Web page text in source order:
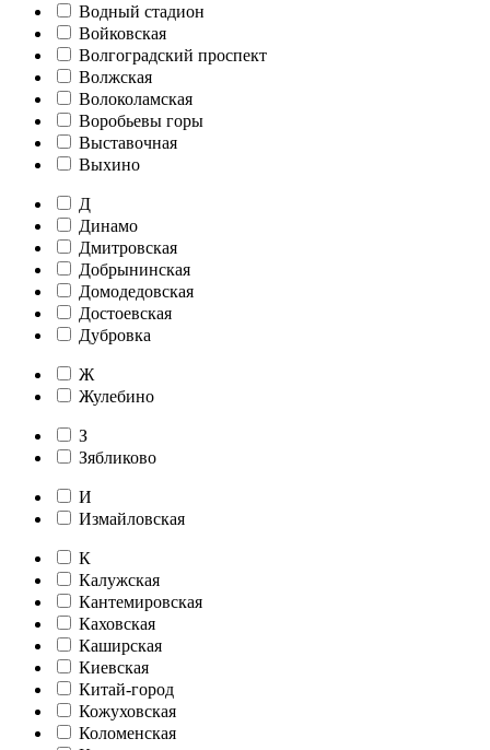
Водный стадион
Войковская
Волгоградский проспект
Волжская
Волоколамская
Воробьевы горы
Выставочная
Выхино
Д
Динамо
Дмитровская
Добрынинская
Домодедовская
Достоевская
Дубровка
Ж
Жулебино
З
Зябликово
И
Измайловская
К
Калужская
Кантемировская
Каховская
Каширская
Киевская
Китай-город
Кожуховская
Коломенская